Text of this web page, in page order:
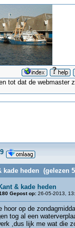
tot dat de
heden (gelezen
& kade heden
Gepost op: 26-05-2013,
hoor op de
tog al een
,dus lijk me wat die